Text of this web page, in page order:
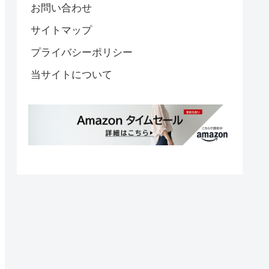
お問い合わせ
サイトマップ
プライバシーポリシー
当サイトについて